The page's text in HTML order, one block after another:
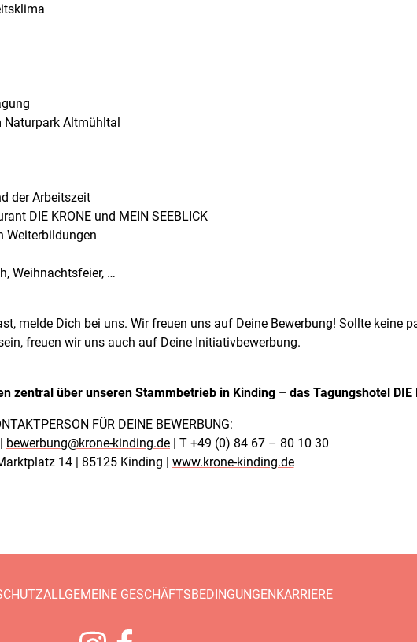
Naturpark Altmühltal
der Arbeitszeit
DIE KRONE und MEIN SEEBLICK
Weiterbildungen
Weihnachtsfeier, …
melde Dich bei uns. Wir freuen uns auf Deine Bewerbung! Sollte keine
freuen wir uns auch auf Deine Initiativbewerbung.
zentral über unseren Stammbetrieb in Kinding – das Tagungshotel DIE
FÜR DEINE BEWERBUNG:
bewerbung@krone-kinding.de | T +49 (0) 84 67 – 80 10 30
14 | 85125 Kinding | www.krone-kinding.de
ALLGEMEINE GESCHÄFTSBEDINGUNGENKARRIERE